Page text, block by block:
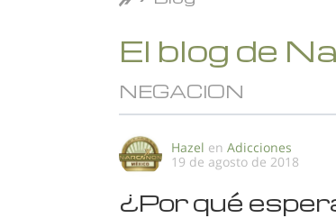
El blog de
NEGACION
Hazel en Adicciones
19 de agosto de 2018
¿Por qué